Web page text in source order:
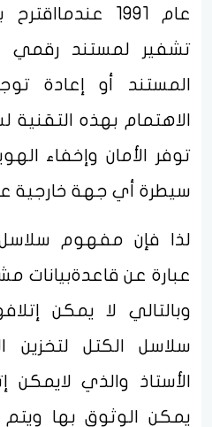
عام 1991
تشفير لمستند رقمي
المستند أو إعادة
الاهتمام بهذه التقنية
توفر الأمان وإخفاء
سيطرة أي جهة خارجية
عبارة عن قاعدةبيانات
وبالتالي لا يمكن
سلاسل الكتل لتخزين
الأستاذ والذي لايمكن
يمكن الوثوق بها